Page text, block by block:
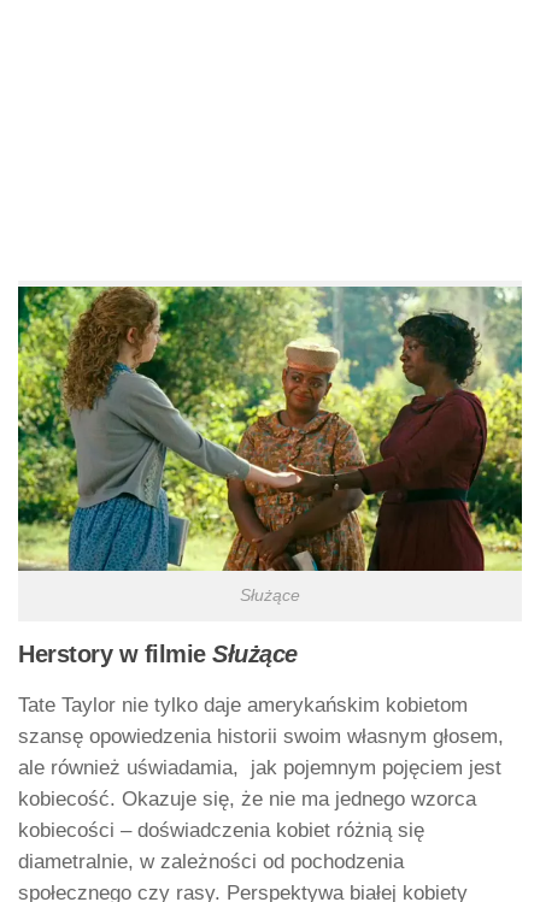
Służące
Herstory w filmie Służące
Tate Taylor nie tylko daje amerykańskim kobietom
szansę opowiedzenia historii swoim własnym głosem,
ale również uświadamia, jak pojemnym pojęciem jest
kobiecość. Okazuje się, że nie ma jednego wzorca
kobiecości – doświadczenia kobiet różnią się
diametralnie, w zależności od pochodzenia
społecznego czy rasy. Perspektywa białej kobiety